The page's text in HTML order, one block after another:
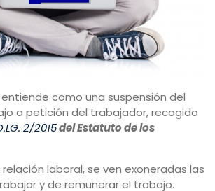
como una suspensión del
a petición del trabajador, recogido
2/2015del Estatuto de los
laboral, se ven exoneradas las
y de remunerar el trabajo.